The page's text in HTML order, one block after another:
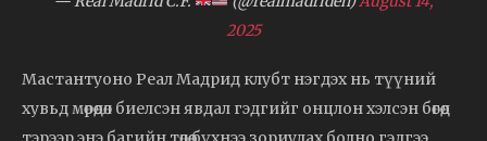
2025
Мастантуоно Реал Мадрид клубт нэгдэх нь түүний
хувьд мөрөөдөл биелсэн явдал гэдгийг онцлон хэлсэн бөгөөд